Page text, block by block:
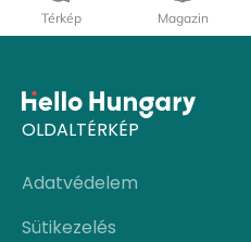
Térkép Magazin
OLDALTÉRKÉP
Adatvédelem
Sütikezelés